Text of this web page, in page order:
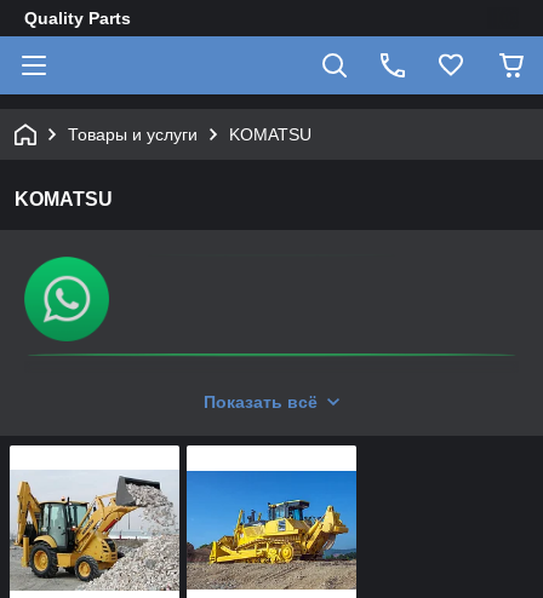
Quality Parts
Товары и услуги KOMATSU
KOMATSU
Показать всё